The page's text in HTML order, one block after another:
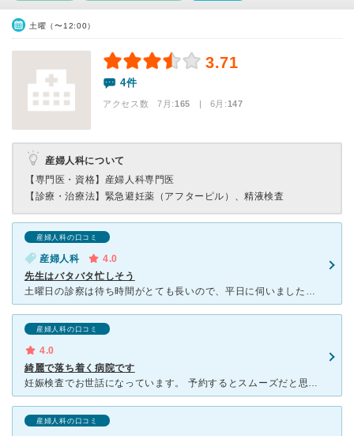
土曜（〜12:00）
3.71
4件
アクセス数 7月:165 | 6月:147
産婦人科について
【専門医・資格】 産婦人科専門医
【診療・治療法】 緊急避妊薬（アフターピル）、精液検査
産婦人科の口コミ
産婦人科
4.0
先生はバタバタ忙しそう
土曜日の診察は待ち時間がとても長いので、平日に伺いましたが周りに産婦人科がないのでどうしてもここに偏ってしまうのか平日でも割と待ちます。 先生は男性で、はっきりとした物言いわりと早口… 忙しいのか
産婦人科の口コミ
4.0
綺麗で落ち着く病院です
妊娠検査でお世話になっています。 予約するとスムーズだと思いますが、完全予約制ではないので、予約なしでも診察して貰えます。 妊娠検査で来院されている方も多く見ているので、事前に問い合わせすると
産婦人科の口コミ